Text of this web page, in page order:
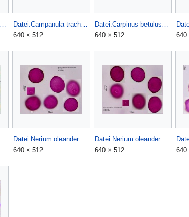
640 × 512
640 × 512
640
Datei:Nerium oleander (1).jpg
640 × 512
Datei:Nerium oleander (2).jpg
640 × 512
640